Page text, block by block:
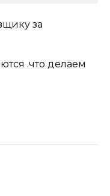
за
.что делаем